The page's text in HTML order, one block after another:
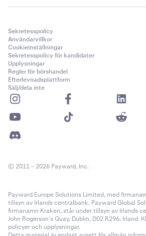
Sekretesspolicy
Användarvillkor
Cookieinställningar
Sekretesspolicy för kandidater
Upplysningar
Regler för börshandel
Efterlevnadsplattform
Sälj/dela inte
© 2011 – 2026 Payward, Inc.
Payward Europe Solutions Limited, med
tillsyn av Irlands centralbank. Payward Global
firmanamn Kraken, står under tillsyn av Irlands
John Rogerson’s Quay, Dublin, D02 R296, Irland.
policyer och upplysningar.